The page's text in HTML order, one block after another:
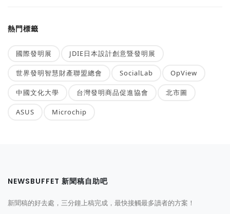
熱門標籤
國際發明展 JDIE日本設計創意暨發明展
世界發明智慧財產聯盟總會 SocialLab OpView
中國文化大學 台灣發明商品促進協會 北市圖
ASUS Microchip
NEWSBUFFET 新聞稿自助吧
新聞稿的好去處，三分鐘上稿完成，最快接觸最多讀者的方案！